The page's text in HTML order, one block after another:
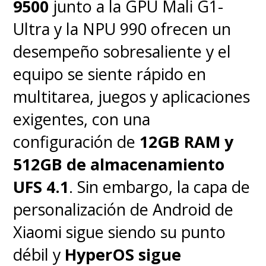
9500 junto a la GPU Mali G1-
Ultra y la NPU 990 ofrecen un
desempeño sobresaliente y el
equipo se siente rápido en
multitarea, juegos y aplicaciones
exigentes, con una
configuración de 12GB RAM y
512GB de almacenamiento
UFS 4.1. Sin embargo, la capa de
personalización de Android de
Xiaomi sigue siendo su punto
débil y HyperOS sigue